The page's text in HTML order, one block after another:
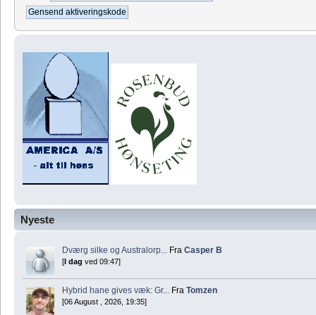
Nyeste
Dværg silke og Australorp... Fra Casper B
[ I dag ved 09:47]
Hybrid hane gives væk: Gr... Fra Tomzen
[06 August , 2026, 19:35]